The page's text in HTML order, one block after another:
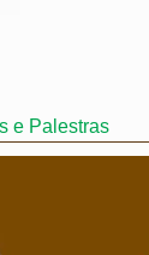
e Palestras